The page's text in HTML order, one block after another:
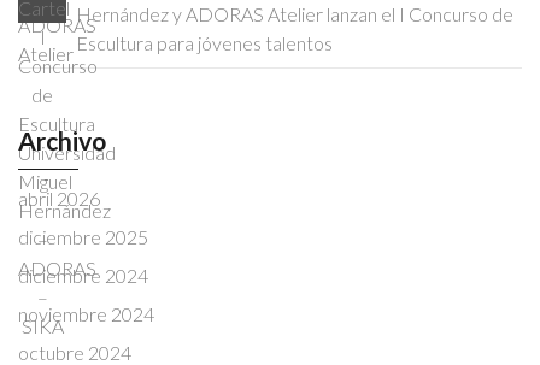
Hernández y ADORAS Atelier lanzan el I Concurso de
Escultura para jóvenes talentos
Archivo
abril 2026
diciembre 2025
diciembre 2024
noviembre 2024
octubre 2024